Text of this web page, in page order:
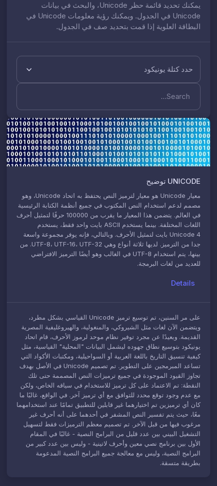
يمكنك تحديد قائمة حظر Unicode، والبحث في بيانات
Unicode في الجدول. ويمكنك رؤية معلومات Unicode في
البطاقة العلوية إذا قمت بتحديد صف في الجدول.
حدد كتلة يونيكود
UNICODE توضيح
معيار Unicode هو معيار لترميز النص يحتفظ به اتحاد Unicode، وهو
مصمم لدعم استخدام النص المكتوب في جميع أنظمة الكتابة الرئيسية
في العالم. يتضمن هذا المعيار ما يقرب من 100000 حرفًا لتمثيل أحرف
اللغات المختلفة. بينما يستخدم ASCII بايت واحد فقط، يستخدم
Unicode 4 بايت لتمثيل الأحرف. وبالتالي، فإنه يوفر مجموعة واسعة
جدا من الترميز. لديها ثلاثة أنواع وهي UTF-8، UTF-16، UTF-32. من
بينها، يتم استخدام UTF-8 في الغالب وهو أيضًا الترميز الافتراضي
للعديد من لغات البرمجة.
Details
على مر السنين، تم توسيع ترميز Unicode القياسي بشكل مطرد،
ويتضمن الآن لغات مثل الشيروكي، والمنغولية، والهيروغليفية المصرية
القديمة. وبعيدًا عن مجرد توفير نظام موحد لرموز الأحرف، قام اتحاد
يونيكود بتوسيع نطاق جهوده ليشمل البيانات "المحلية" القياسية، مثل
كيفية تنسيق التاريخ باللغة العربية أو السواحيلية، ومكتبات الأكواد التي
تساعد المبرمجين على التطوير. تم تصميم Unicode في الأصل بهدف
تجاوز القيود الموجودة في جميع ترميزات النص المصممة حتى تلك
النقطة: تم الاعتماد على كل ترميز للاستخدام في سياقه الخاص، ولكن
مع عدم وجود توقع محدد للتوافق مع أي ترميز آخر. في الواقع، غالبًا ما
كان أي ترميزين تم اختيارهما غير قابلين للتطبيق تمامًا عند استخدامهما
معًا، حيث يتم تفسير النص المشفر في أحدهما على أنه أحرف غير
مرغوب فيها من قبل الآخر. تم تصميم معظم الترميزات فقط لتسهيل
التشغيل البيني بين عدد قليل من البرامج النصية - غالبًا في المقام
الأول بين برنامج نصي معين وأحرف لاتينية - وليس بين عدد كبير من
البرامج النصية، وليس مع معالجة جميع البرامج النصية المدعومة
بطريقة متسقة.